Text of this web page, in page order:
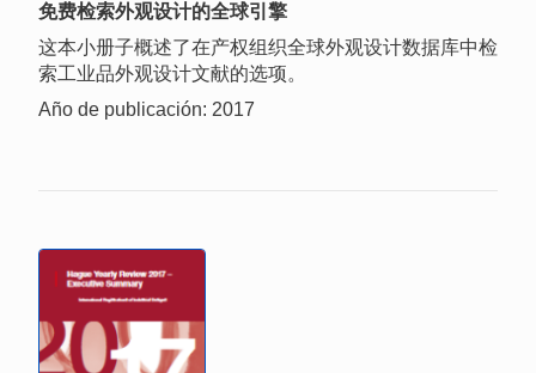
免费检索外观设计的全球引擎
这本小册子概述了在产权组织全球外观设计数据库中检
索工业品外观设计文献的选项。
Año de publicación: 2017